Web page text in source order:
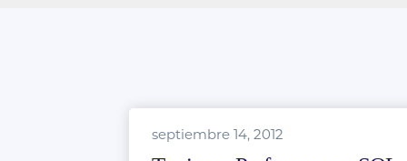
septiembre 14, 2012